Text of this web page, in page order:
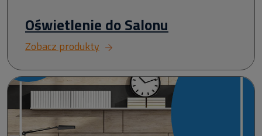
Oświetlenie do Salonu
Zobacz produkty